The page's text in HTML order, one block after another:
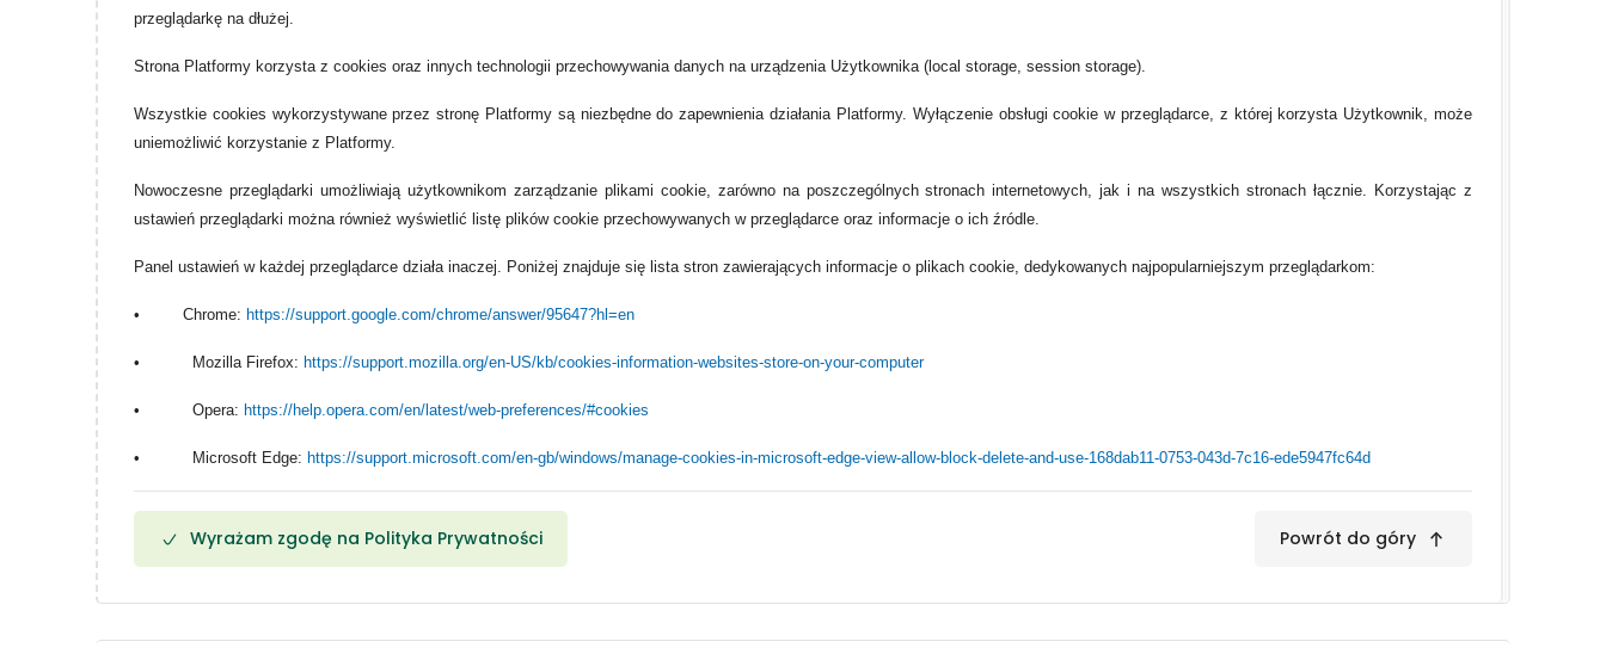
przeglądarkę na dłużej.
Strona Platformy korzysta z cookies oraz innych technologii przechowywania danych na urządzenia Użytkownika (local storage, session storage).
Wszystkie cookies wykorzystywane przez stronę Platformy są niezbędne do zapewnienia działania Platformy. Wyłączenie obsługi cookie w przeglądarce, z której korzysta Użytkownik, może
uniemożliwić korzystanie z Platformy.
Nowoczesne przeglądarki umożliwiają użytkownikom zarządzanie plikami cookie, zarówno na poszczególnych stronach internetowych, jak i na wszystkich stronach łącznie. Korzystając z
ustawień przeglądarki można również wyświetlić listę plików cookie przechowywanych w przeglądarce oraz informacje o ich źródle.
Panel ustawień w każdej przeglądarce działa inaczej. Poniżej znajduje się lista stron zawierających informacje o plikach cookie, dedykowanych najpopularniejszym przeglądarkom:
• Chrome: https://support.google.com/chrome/answer/95647?hl=en
• Mozilla Firefox: https://support.mozilla.org/en-US/kb/cookies-information-websites-store-on-your-computer
• Opera: https://help.opera.com/en/latest/web-preferences/#cookies
• Microsoft Edge: https://support.microsoft.com/en-gb/windows/manage-cookies-in-microsoft-edge-view-allow-block-delete-and-use-168dab11-0753-043d-7c16-ede5947fc64d
Wyrażam zgodę na Polityka Prywatności Powrót do góry